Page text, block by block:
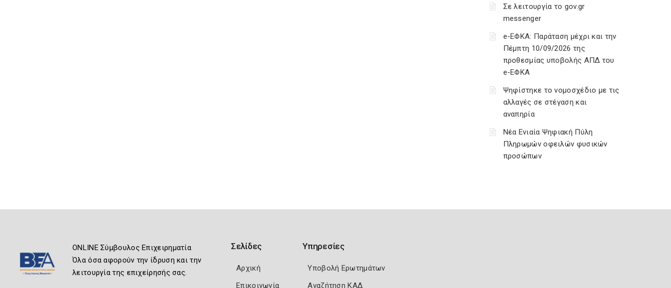
Σε λειτουργία το gov.gr
messenger
e-ΕΦΚΑ: Παράταση μέχρι και την
Πέμπτη 10/09/2026 της
προθεσμίας υποβολής ΑΠΔ του
e-ΕΦΚΑ
Ψηφίστηκε το νομοσχέδιο με τις
αλλαγές σε στέγαση και
αναπηρία
Νέα Ενιαία Ψηφιακή Πύλη
Πληρωμών οφειλών φυσικών
προσώπων
ONLINE Σύμβουλος Επιχειρηματία
Όλα όσα αφορούν την ίδρυση και την
λειτουργία της επιχείρησής σας.
Σελίδες
Αρχική
Επικοινωνία
Υπηρεσίες
Υποβολή Ερωτημάτων
Αναζήτηση ΚΑΔ